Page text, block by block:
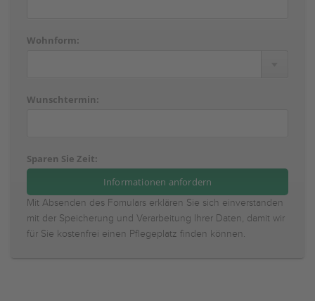
Wohnform:
Wunschtermin:
Sparen Sie Zeit:
Mit Absenden des Fomulars erklären Sie sich einverstanden
mit der Speicherung und Verarbeitung Ihrer Daten, damit wir
für Sie kostenfrei einen Pflegeplatz finden können.